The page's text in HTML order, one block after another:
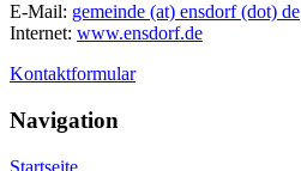
E-Mail: gemeinde (at) ensdorf (dot) de
Internet: www.ensdorf.de
Kontaktformular
Navigation
Startseite